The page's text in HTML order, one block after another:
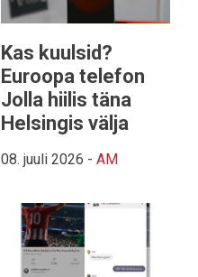
Kas kuulsid?
Euroopa telefon
Jolla hiilis täna
Helsingis välja
08. juuli 2026 - AM